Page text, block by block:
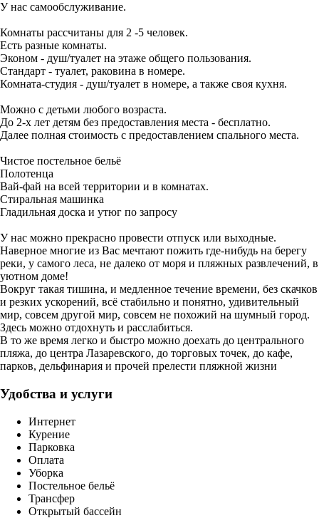
У нас самообслуживание.
Комнаты рассчитаны для 2 -5 человек.
Есть разные комнаты.
Эконом - душ/туалет на этаже общего пользования.
Стандарт - туалет, раковина в номере.
Комната-студия - душ/туалет в номере, а также своя кухня.
Можно с детьми любого возраста.
До 2-х лет детям без предоставления места - бесплатно.
Далее полная стоимость с предоставлением спального места.
Чистое постельное бельё
Полотенца
Вай-фай на всей территории и в комнатах.
Стиральная машинка
Гладильная доска и утюг по запросу
У нас можно прекрасно провести отпуск или выходные.
Наверное многие из Вас мечтают пожить где-нибудь на берегу
реки, у самого леса, не далеко от моря и пляжных развлечений, в
уютном доме!
Вокруг такая тишина, и медленное течение времени, без скачков
и резких ускорений, всё стабильно и понятно, удивительный
мир, совсем другой мир, совсем не похожий на шумный город.
Здесь можно отдохнуть и расслабиться.
В то же время легко и быстро можно доехать до центрального
пляжа, до центра Лазаревского, до торговых точек, до кафе,
парков, дельфинария и прочей прелести пляжной жизни
Удобства и услуги
Интернет
Курение
Парковка
Оплата
Уборка
Постельное бельё
Трансфер
Открытый бассейн